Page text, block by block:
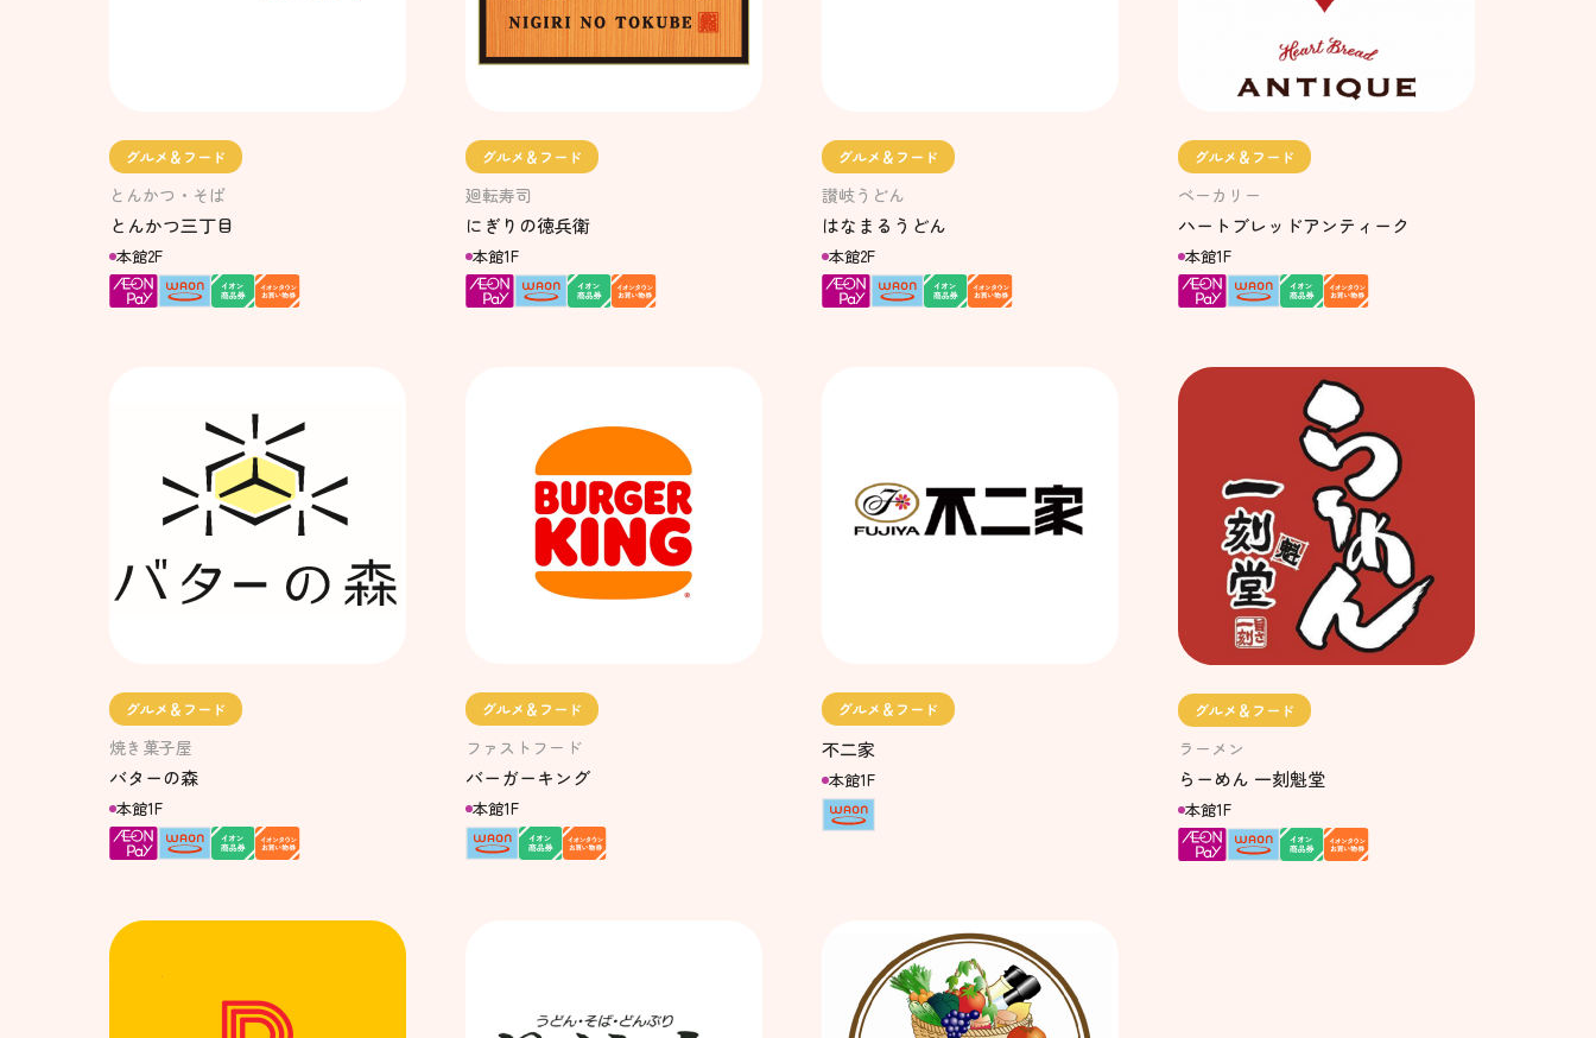
グルメ＆フード
とんかつ・そば
とんかつ三丁目
本館2F
グルメ＆フード
廻転寿司
にぎりの徳兵衛
本館1F
グルメ＆フード
讃岐うどん
はなまるうどん
本館2F
グルメ＆フード
ベーカリー
ハートブレッドアンティーク
本館1F
グルメ＆フード
焼き菓子屋
バターの森
本館1F
グルメ＆フード
ファストフード
バーガーキング
本館1F
グルメ＆フード
不二家
本館1F
グルメ＆フード
ラーメン
らーめん 一刻魁堂
本館1F